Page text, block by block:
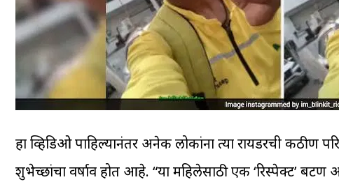
हा व्हिडिओ पाहिल्यानंतर अनेक लोकांना त्या रायडरची कठीण
शुभेच्छांचा वर्षाव होत आहे. “या महिलेसाठी एक ‘रिस्पेक्ट’